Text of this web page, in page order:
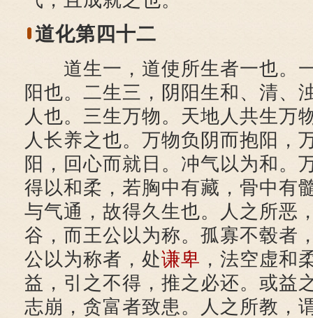
道化第四十二
道生一，道使所生者一也。
阳也。二生三，阴阳生和、清、
人也。三生万物。天地人共生万
人长养之也。万物负阴而抱阳，
阳，回心而就日。冲气以为和。
得以和柔，若胸中有藏，骨中有
与气通，故得久生也。人之所恶
谷，而王公以为称。孤寡不毂者
公以为称者，处谦卑 ，法空虚和
益，引之不得，推之必还。或益
志崩，贪富者致患。人之所教，